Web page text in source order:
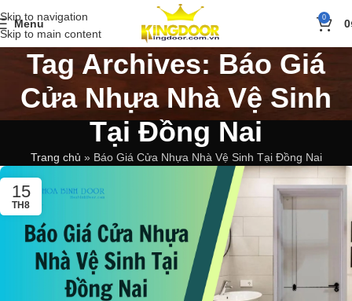
Skip to navigation
Skip to main content
Menu 0 0
Tag Archives: Báo Giá
Cửa Nhựa Nhà Vệ Sinh
Tại Đồng Nai
Trang chủ » Báo Giá Cửa Nhựa Nhà Vệ Sinh Tại Đồng Nai
15
TH8